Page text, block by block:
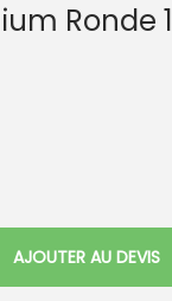
Ronde
AJOUTER AU DEVIS